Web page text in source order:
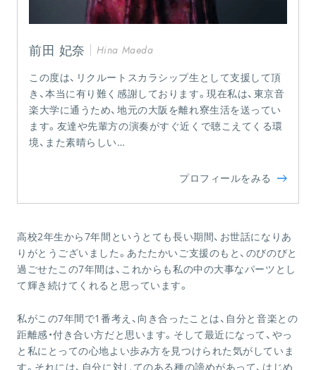
前田 妃奈 Hina Maeda
この度は、リクルートスカラシップ生として支援して頂
き、本当に有り難く感謝しております。現在私は、東京音
楽大学に通うため、地元の大阪を離れ寮生活を送ってい
ます。友達や先輩方の演奏がすぐ近くで聴こえてくる環
境、また素晴らしい…
プロフィールをみる
高校2年生から7年間というとても長い期間、お世話になりあ
りがとうございました。あたたかいご支援のもと、のびのびと
過ごせたこの7年間は、これからも私の中の大事なパーツとし
て輝き続けてくれると思っています。
私がこの7年間で1番考え、向き合ったことは、自分と音楽との
距離感・付き合い方だと思います。そして最近になって、やっ
と私にとっての心地よい歩み方を見つけられた気がしていま
す。それには、自分に対してのある種の諦めがあって、はじめ